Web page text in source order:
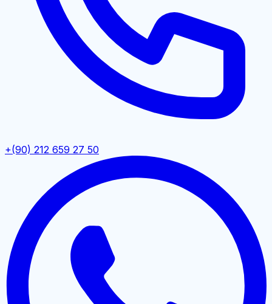
+(90) 212 659 27 50